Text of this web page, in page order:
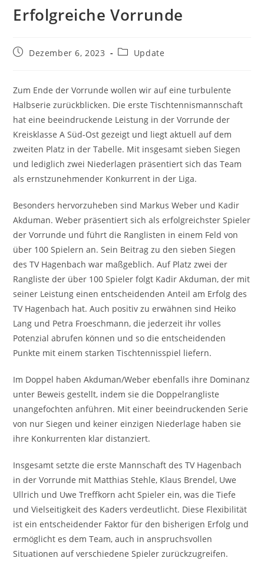
Erfolgreiche Vorrunde
BeitragDezember 6, 2023
Beitrags-
Update
Zum Ende der Vorrunde wollen wir auf eine turbulente
Halbserie zurückblicken. Die erste Tischtennismannschaft
hat eine beeindruckende Leistung in der Vorrunde der
Kreisklasse A Süd-Ost gezeigt und liegt aktuell auf dem
zweiten Platz in der Tabelle. Mit insgesamt sieben Siegen
und lediglich zwei Niederlagen präsentiert sich das Team
als ernstzunehmender Konkurrent in der Liga.
Besonders hervorzuheben sind Markus Weber und Kadir
Akduman. Weber präsentiert sich als erfolgreichster Spieler
der Vorrunde und führt die Ranglisten in einem Feld von
über 100 Spielern an. Sein Beitrag zu den sieben Siegen
des TV Hagenbach war maßgeblich. Auf Platz zwei der
Rangliste der über 100 Spieler folgt Kadir Akduman, der mit
seiner Leistung einen entscheidenden Anteil am Erfolg des
TV Hagenbach hat. Auch positiv zu erwähnen sind Heiko
Lang und Petra Froeschmann, die jederzeit ihr volles
Potenzial abrufen können und so die entscheidenden
Punkte mit einem starken Tischtennisspiel liefern.
Im Doppel haben Akduman/Weber ebenfalls ihre Dominanz
unter Beweis gestellt, indem sie die Doppelrangliste
unangefochten anführen. Mit einer beeindruckenden Serie
von nur Siegen und keiner einzigen Niederlage haben sie
ihre Konkurrenten klar distanziert.
Insgesamt setzte die erste Mannschaft des TV Hagenbach
in der Vorrunde mit Matthias Stehle, Klaus Brendel, Uwe
Ullrich und Uwe Treffkorn acht Spieler ein, was die Tiefe
und Vielseitigkeit des Kaders verdeutlicht. Diese Flexibilität
ist ein entscheidender Faktor für den bisherigen Erfolg und
ermöglicht es dem Team, auch in anspruchsvollen
Situationen auf verschiedene Spieler zurückzugreifen.